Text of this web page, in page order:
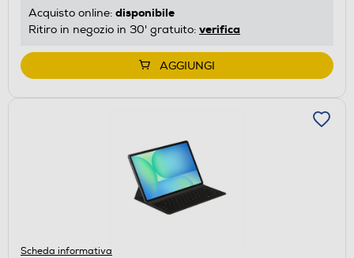
Acquisto online: disponibile
Ritiro in negozio in 30' gratuito: verifica
AGGIUNGI
Scheda informativa